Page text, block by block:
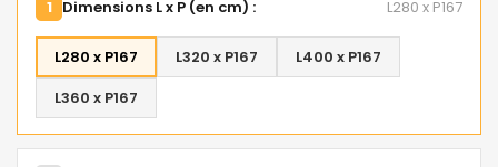
1 Dimensions L x P (en cm) : L280 x P167
L280 x P167 L320 x P167
L400 x P167
L360 x P167